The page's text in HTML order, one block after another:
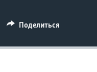
Поделиться